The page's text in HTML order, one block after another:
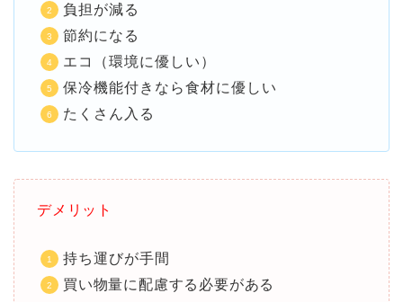
負担が減る
節約になる
エコ（環境に優しい）
保冷機能付きなら食材に優しい
たくさん入る
デメリット
持ち運びが手間
買い物量に配慮する必要がある